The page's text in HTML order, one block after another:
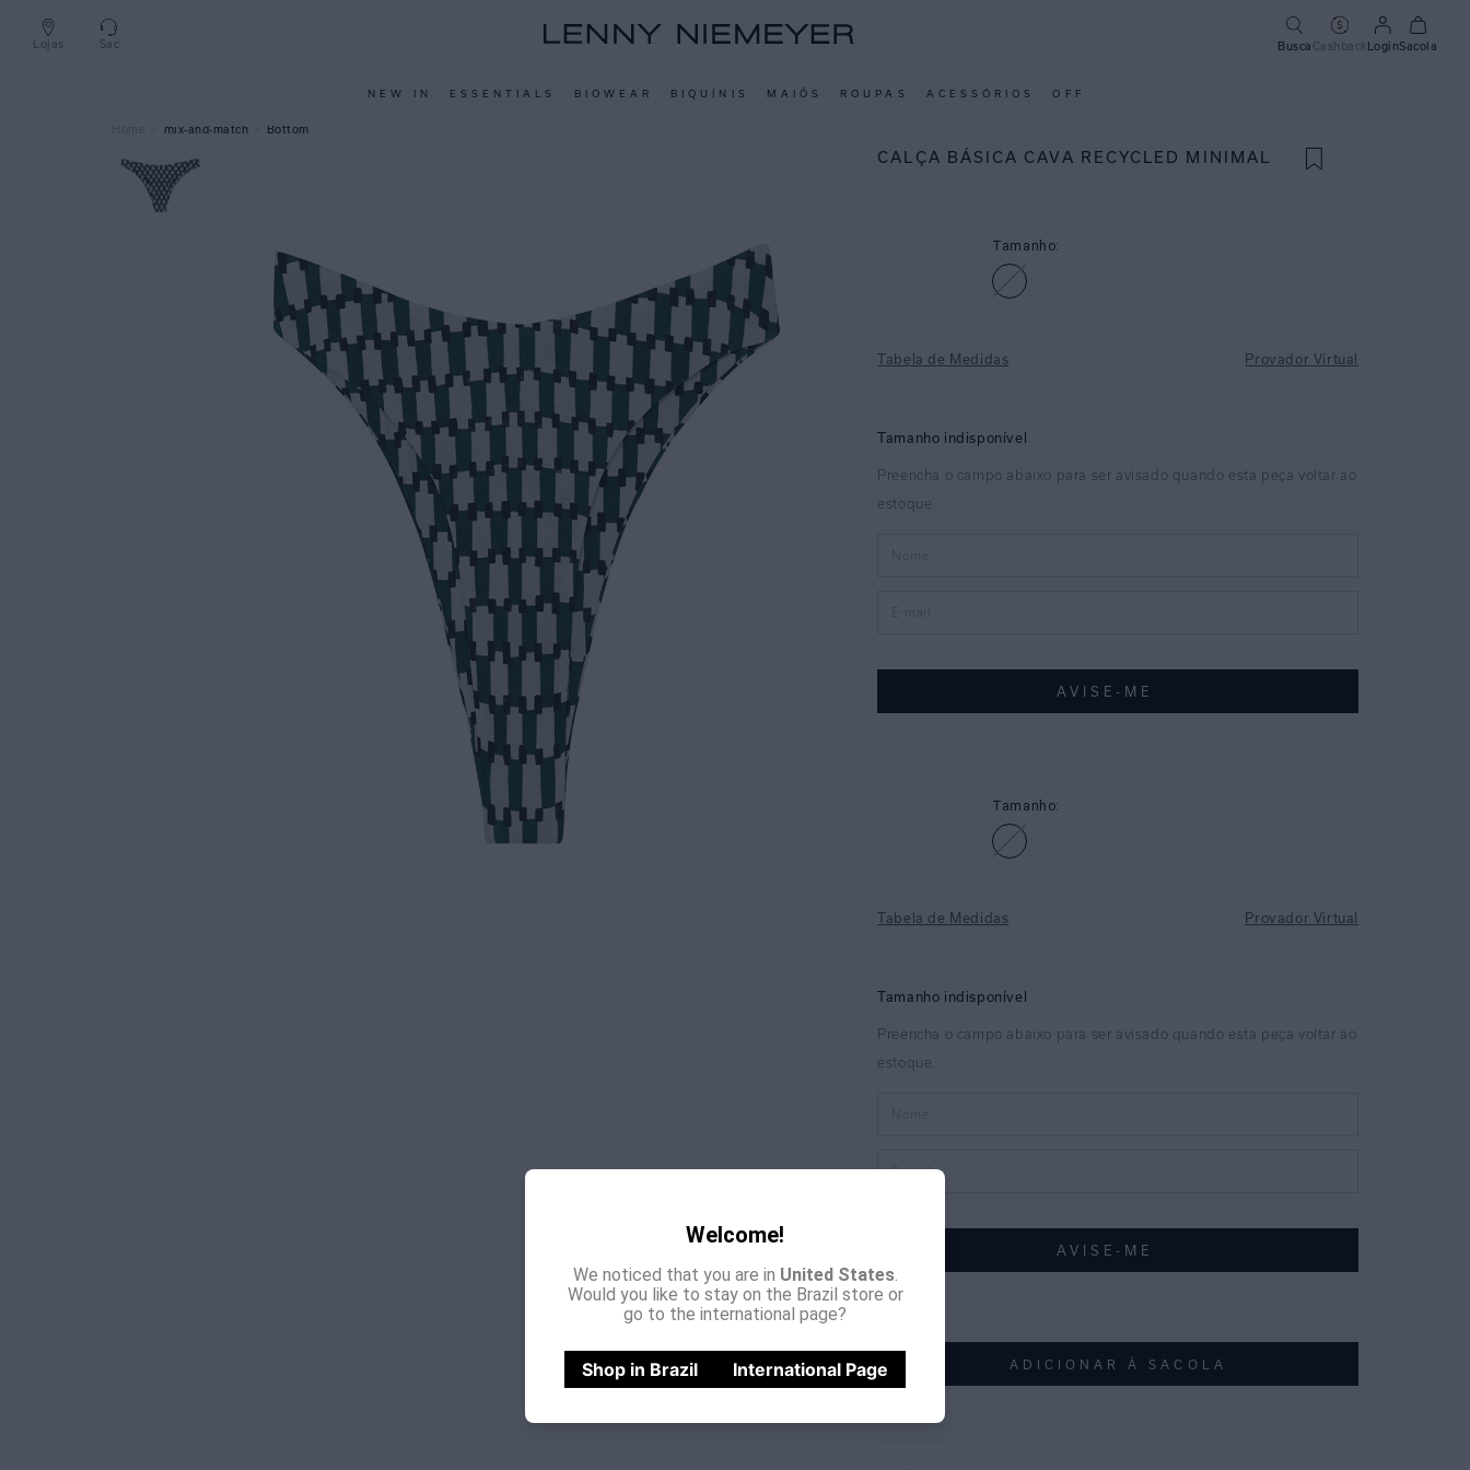
Lojas Sac Busca CashbackLoginSacola
NEW IN ESSENTIALS BIOWEAR BIQUÍNIS MAIÔS ROUPAS ACESSÓRIOS OFF
Welcome!
We noticed that you are in United States.
Would you like to stay on the Brazil store or
go to the international page?
Shop in Brazil International Page
mix-and-match Bottom
CALÇA BÁSICA CAVA RECYCLED MINIMAL
Tamanho:
Tabela de Medidas Provador Virtual
Tamanho:
Tabela de Medidas Provador Virtual
ADICIONAR À SACOLA